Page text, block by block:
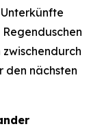
den nächsten